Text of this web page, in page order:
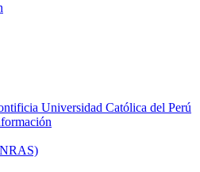
Universidad Católica del Perú